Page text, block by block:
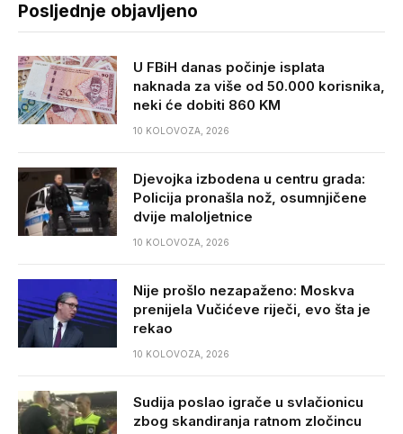
Posljednje objavljeno
U FBiH danas počinje isplata
naknada za više od 50.000 korisnika,
neki će dobiti 860 KM
10 KOLOVOZA, 2026
Djevojka izbodena u centru grada:
Policija pronašla nož, osumnjičene
dvije maloljetnice
10 KOLOVOZA, 2026
Nije prošlo nezapaženo: Moskva
prenijela Vučićeve riječi, evo šta je
rekao
10 KOLOVOZA, 2026
Sudija poslao igrače u svlačionicu
zbog skandiranja ratnom zločincu